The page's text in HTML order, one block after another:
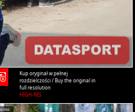
Kup oryginał w pełnej
rozdzielczości / Buy the original in
full resolution
HIGH-RES